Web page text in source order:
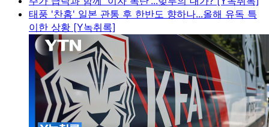
태풍 '찬홈' 일본 관통 후 한반도 향하나...올해 유독 특
이한 상황 [Y녹취록]